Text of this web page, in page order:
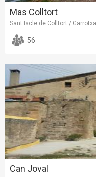
Mas Colltort
Sant Iscle de Colltort / Garrotxa
56
Can Joval